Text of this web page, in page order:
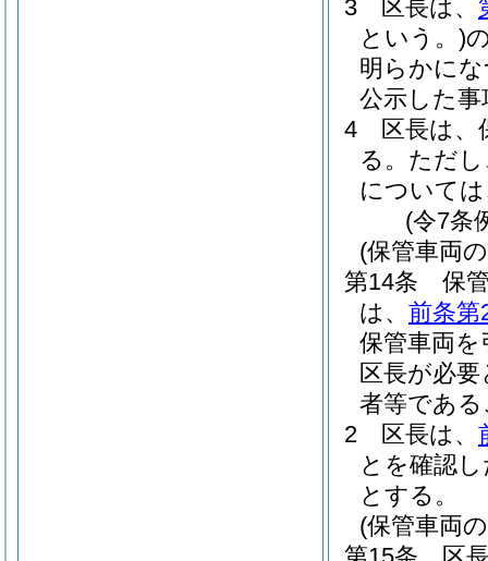
3
区長は、
という。)
明らかに
公示した
4
区長は
る。 ただ
について
(令7条
(保管車両
第14条
保
は、 前条第
保管車両
区長が必
者等であ
2
区長は、
とを確認
とする。
(保管車両